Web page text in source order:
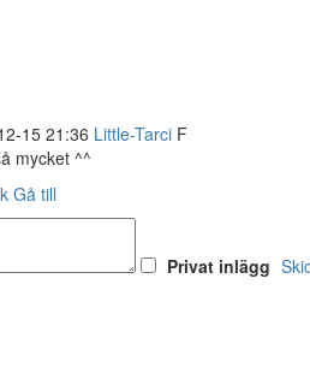
15 21:36 Little-Tarci F
mycket ^^
Gå till
Privat inlägg